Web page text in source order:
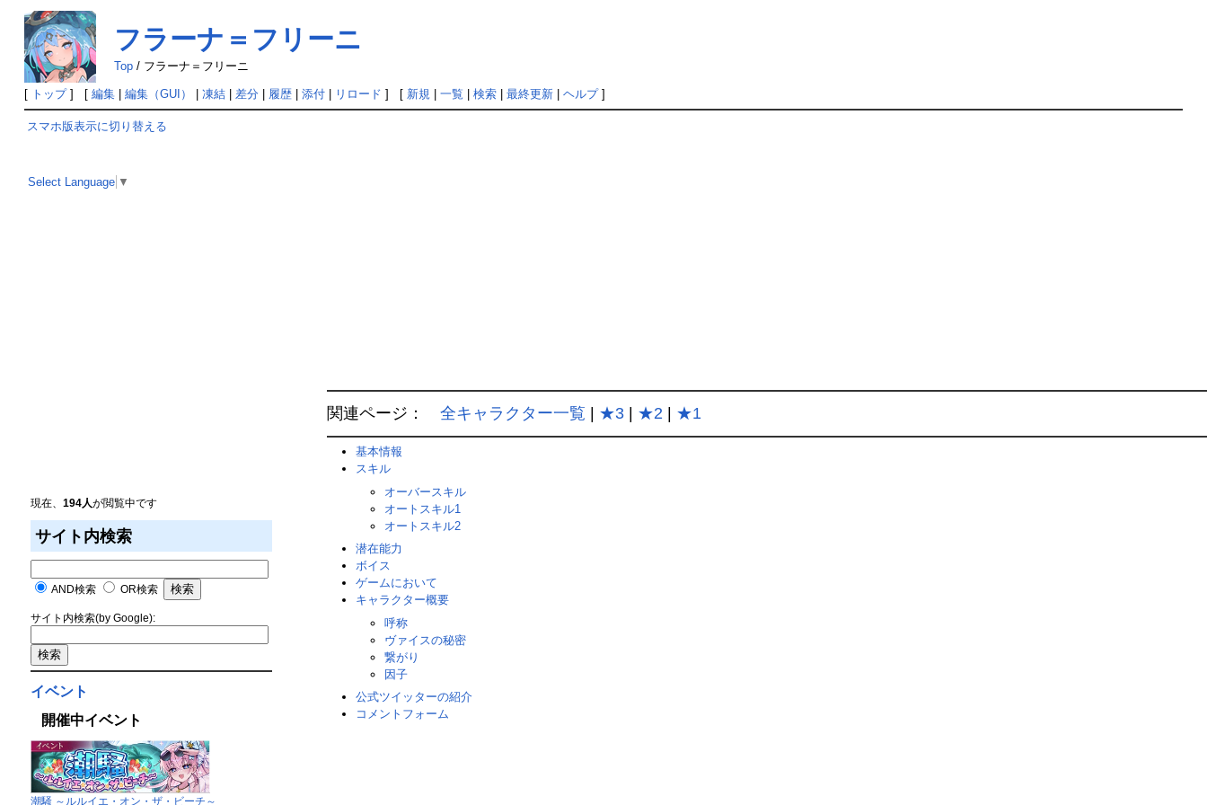
フラーナ＝フリーニ
Top/ フラーナ＝フリーニ
[ トップ] [ 編集| 編集（GUI） 凍結| 差分| 履歴| 添付| リロード ] [ 新規| 一覧 検索| 最終更新| ヘルプ]
スマホ版表示に切り替える
Select Language ▼
現在、 194人が閲覧中です
サイト内検索
AND検索 OR検索
サイト内検索(by Google):
イベント
開催中イベント
潮騒 ～ルルイエ・オン・ザ・ビーチ～
関連ページ： 全キャラクター一覧 | ★3| ★2 | ★1
基本情報
スキル
オーバースキル
オートスキル1
オートスキル2
潜在能力
ボイス
ゲームにおいて
キャラクター概要
呼称
ヴァイスの秘密
繋がり
因子
公式ツイッターの紹介
コメントフォーム